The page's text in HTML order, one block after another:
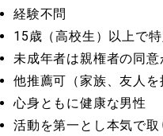
経験不問
15歳（高校生）以上で
未成年者は親権者の同意
他推薦可（家族、友人を
心身ともに健康な男性
活動を第一とし本気で